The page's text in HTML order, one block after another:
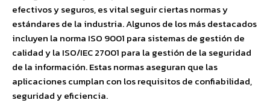
efectivos y seguros, es vital seguir ciertas normas y
estándares de la industria. Algunos de los más destacados
incluyen la norma ISO 9001 para sistemas de gestión de
calidad y la ISO/IEC 27001 para la gestión de la seguridad
de la información. Estas normas aseguran que las
aplicaciones cumplan con los requisitos de confiabilidad,
seguridad y eficiencia.